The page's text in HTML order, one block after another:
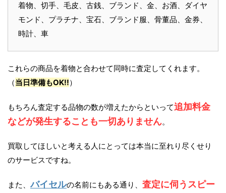
着物、切手、毛皮、古銭、ブランド、金、お酒、ダイヤ
モンド、プラチナ、宝石、ブランド服、骨董品、金券、
時計、車
これらの商品を着物と合わせて同時に査定してくれます。
（当日準備もOK!!）
もちろん査定する品物の数が増えたからといって追加料金
などが発生することも一切ありません。
買取してほしいと考える人にとっては本当に至れり尽くせり
のサービスですね。
また、バイセルの名前にもある通り、 査定に伺うスピー